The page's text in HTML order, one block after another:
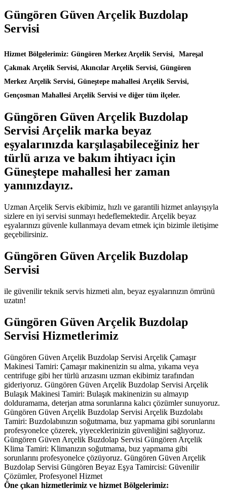
Güngören Güven Arçelik Buzdolap
Servisi
Hizmet Bölgelerimiz: Güngören Merkez Arçelik Servisi, Mareşal
Çakmak Arçelik Servisi, Akıncılar Arçelik Servisi, Güngören
Merkez Arçelik Servisi, Güneştepe mahallesi Arçelik Servisi,
Gençosman Mahallesi Arçelik Servisi ve diğer tüm ilçeler.
Güngören Güven Arçelik Buzdolap
Servisi Arçelik marka beyaz
eşyalarınızda karşılaşabileceğiniz her
türlü arıza ve bakım ihtiyacı için
Güneştepe mahallesi her zaman
yanınızdayız.
Uzman Arçelik Servis ekibimiz, hızlı ve garantili hizmet anlayışıyla
sizlere en iyi servisi sunmayı hedeflemektedir. Arçelik beyaz
eşyalarınızı güvenle kullanmaya devam etmek için bizimle iletişime
geçebilirsiniz.
Güngören Güven Arçelik Buzdolap
Servisi
ile güvenilir teknik servis hizmeti alın, beyaz eşyalarınızın ömrünü
uzatın!
Güngören Güven Arçelik Buzdolap
Servisi Hizmetlerimiz
Güngören Güven Arçelik Buzdolap Servisi Arçelik Çamaşır
Makinesi Tamiri: Çamaşır makinenizin su alma, yıkama veya
centrifuge gibi her türlü arızasını uzman ekibimiz tarafından
gideriyoruz. Güngören Güven Arçelik Buzdolap Servisi Arçelik
Bulaşık Makinesi Tamiri: Bulaşık makinenizin su almayıp
dolduramama, deterjan atma sorunlarına kalıcı çözümler sunuyoruz.
Güngören Güven Arçelik Buzdolap Servisi Arçelik Buzdolabı
Tamiri: Buzdolabınızın soğutmama, buz yapmama gibi sorunlarını
profesyonelce çözerek, yiyeceklerinizin güvenliğini sağlıyoruz.
Güngören Güven Arçelik Buzdolap Servisi Güngören Arçelik
Klima Tamiri: Klimanızın soğutmama, buz yapmama gibi
sorunlarını profesyonelce çözüyoruz. Güngören Güven Arçelik
Buzdolap Servisi Güngören Beyaz Eşya Tamircisi: Güvenilir
Çözümler, Profesyonel Hizmet
Öne çıkan hizmetlerimiz ve hizmet Bölgelerimiz: